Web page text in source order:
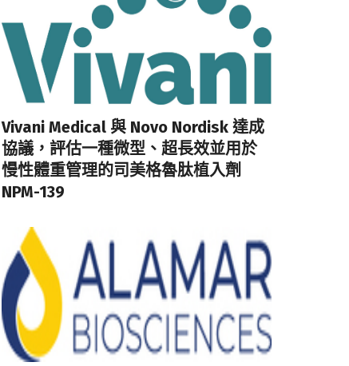
Vivani Medical 與 Novo Nordisk 達成
協議，評估一種微型、超長效並用於
慢性體重管理的司美格魯肽植入劑
NPM-139